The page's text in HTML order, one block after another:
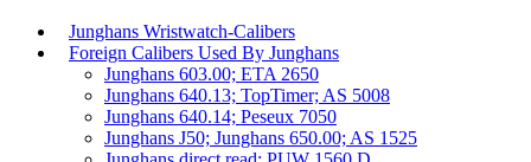
Junghans Wristwatch-Calibers
Foreign Calibers Used By Junghans
Junghans 603.00; ETA 2650
Junghans 640.13; TopTimer; AS 5008
Junghans 640.14; Peseux 7050
Junghans J50; Junghans 650.00; AS 1525